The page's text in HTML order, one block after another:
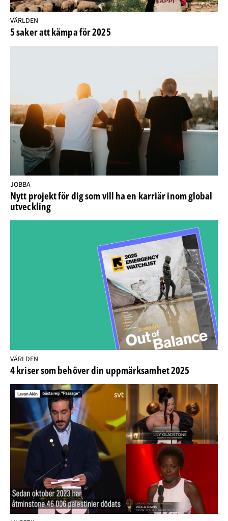
VÄRLDEN
5 saker att kämpa för 2025
JOBBA
Nytt projekt för dig som vill ha en karriär inom global
utveckling
VÄRLDEN
4 kriser som behöver din uppmärksamhet 2025